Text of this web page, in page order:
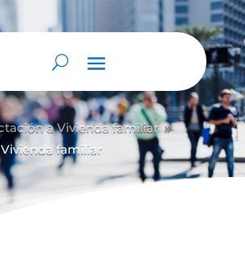
a Vivienda familiar 9
familiar